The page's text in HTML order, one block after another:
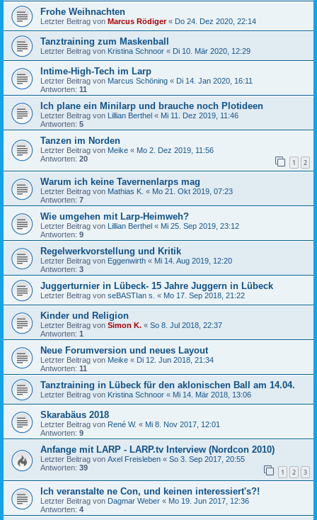
Frohe Weihnachten
Letzter Beitrag von Marcus Rödiger« Do 24. Dez 2020, 22:14
Tanztraining zum Maskenball
Letzter Beitrag von Kristina Schnoor « Di 10. Mär 2020, 12:29
Intime-High-Tech im Larp
Letzter Beitrag von Marcus Schöning « Di 14. Jan 2020, 16:11
Antworten: 11
Ich plane ein Minilarp und brauche noch Plotideen
Letzter Beitrag von Lillian Berthel « Mi 11. Dez 2019, 11:46
Antworten: 5
Tanzen im Norden
Letzter Beitrag von Meike « Mo 2. Dez 2019, 11:56
Antworten: 20 1 2
Warum ich keine Tavernenlarps mag
Letzter Beitrag von Mathias K. « Mo 21. Okt 2019, 07:23
Antworten: 7
Wie umgehen mit Larp-Heimweh?
Letzter Beitrag von Lillian Berthel « Mi 25. Sep 2019, 23:12
Antworten: 9
Regelwerkvorstellung und Kritik
Letzter Beitrag von Eggenwirth « Mi 14. Aug 2019, 12:20
Antworten: 3
Juggerturnier in Lübeck- 15 Jahre Juggern in Lübeck
Letzter Beitrag von seBASTIan s. « Mo 17. Sep 2018, 21:22
Kinder und Religion
Letzter Beitrag von Simon K. « So 8. Jul 2018, 22:37
Antworten: 1
Neue Forumversion und neues Layout
Letzter Beitrag von Meike « Di 12. Jun 2018, 21:34
Antworten: 11
Tanztraining in Lübeck für den aklonischen Ball am 14.04.
Letzter Beitrag von Kristina Schnoor « Mi 14. Mär 2018, 13:06
Skarabäus 2018
Letzter Beitrag von René W. « Mi 8. Nov 2017, 12:01
Antworten: 9
Anfange mit LARP - LARP.tv Interview (Nordcon 2010)
Letzter Beitrag von Axel Freisleben « So 3. Sep 2017, 20:55
Antworten: 39 1 2 3
Ich veranstalte ne Con, und keinen interessiert's?!
Letzter Beitrag von Dagmar Weber « Mo 19. Jun 2017, 12:36
Antworten: 4